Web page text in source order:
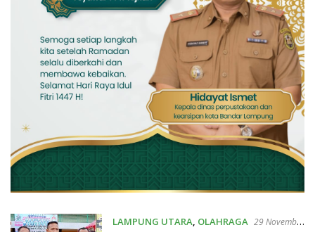
LAMPUNG UTARA, OLAHRAGA 29 November